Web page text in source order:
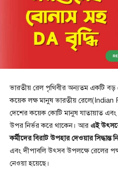
ভারতীয় রেল পৃথিবীর অন্যতম একটি বড়
কয়েক লক্ষ মানুষ ভারতীয় রেলে(Indian
দেশের কয়েক কোটি মানুষ যাতায়াত
উপর নির্ভর করে থাকেন। আর এই
কর্মীদের বিরাট উপহার দেওয়ার সিদ্ধান্ত
এবং দীপাবলি উৎসব উপলক্ষে রেলের
নেওয়া হয়েছে।